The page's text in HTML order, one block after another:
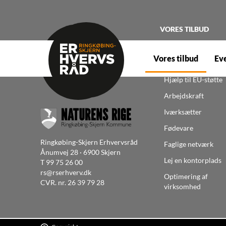
Vores tilbud
Ringkøbing-Skjern Erhvervsråd
Ånumvej 28 · 6900 Skjern
T 99 75 26 00
rs@rserhverv.dk
CVR. nr. 26 39 79 28
VORES TILBUD
Bæredygtighed
Hjælp til EU-støtte
Arbejdskraft
Iværksætter
Fødevare
Faglige netværk
Lej en kontorplads
Optimering af
virksomhed